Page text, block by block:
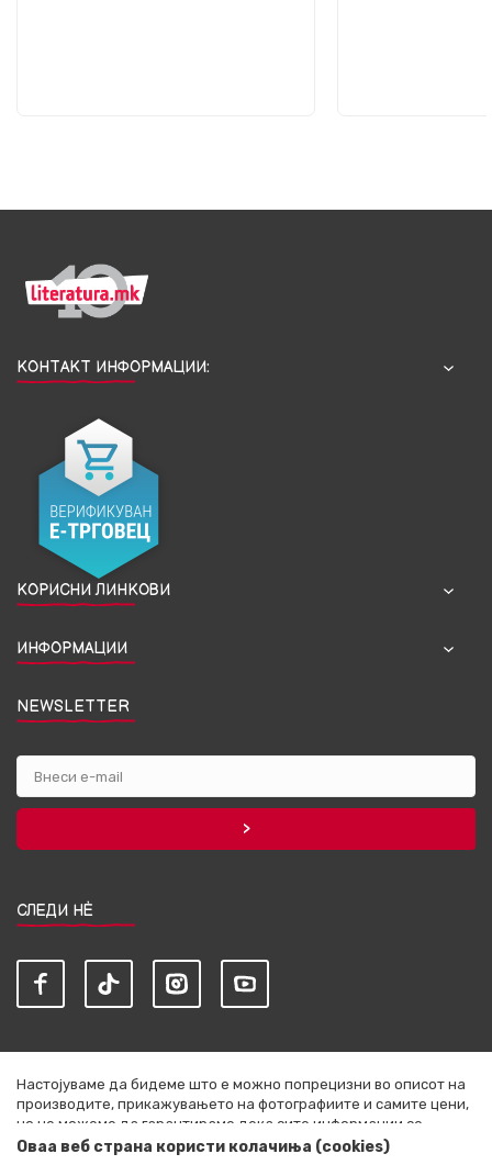
КОНТАКТ ИНФОРМАЦИИ:
КОРИСНИ ЛИНКОВИ
ИНФОРМАЦИИ
NEWSLETTER
СЛЕДИ НЀ
Настојуваме да бидеме што е можно попрецизни во описот на
производите, прикажувањето на фотографиите и самите цени,
но не можеме да гарантираме дека сите информации се
комплетни и без грешки. Сите артикли прикажани на сајтот се
Оваа веб страна користи колачиња (cookies)